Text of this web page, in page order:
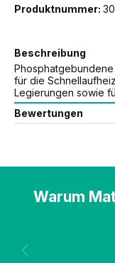
Produktnummer:
Beschreibung
für die
Legierungen sowie
Bewertungen
Warum